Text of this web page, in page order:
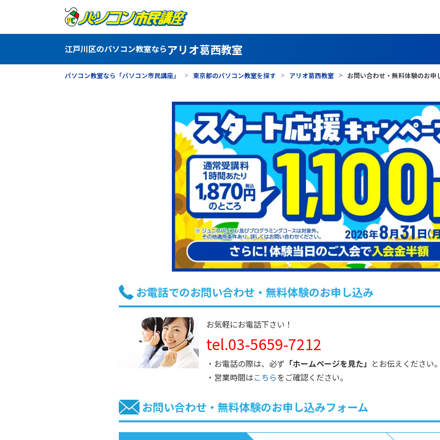
江戸川区のパソコン教室ならアリオ葛西教室
パソコン教室なら「パソコン市民講座」 東京都のパソコン教室を探す アリオ葛西教室 お問い合わせ・無料体験のお申
お電話でのお問い合わせ・無料体験のお申し込み
お気軽にお電話下さい！
tel.03-5659-7212
・お電話の際は、必ず 「ホームページを見た」 とお伝えください
・営業時間はこちらをご確認ください。
お問い合わせ・無料体験のお申し込みフォーム